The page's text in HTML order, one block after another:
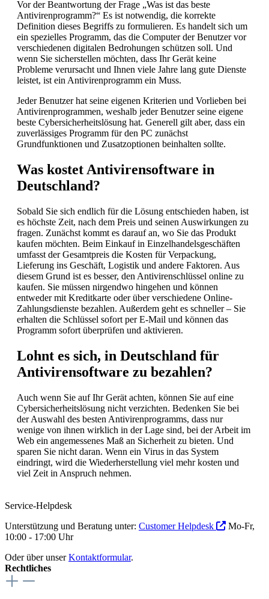
Vor der Beantwortung der Frage „Was ist das beste
Antivirenprogramm?“ Es ist notwendig, die korrekte
Definition dieses Begriffs zu formulieren. Es handelt sich um
ein spezielles Programm, das die Computer der Benutzer vor
verschiedenen digitalen Bedrohungen schützen soll. Und
wenn Sie sicherstellen möchten, dass Ihr Gerät keine
Probleme verursacht und Ihnen viele Jahre lang gute Dienste
leistet, ist ein Antivirenprogramm ein Muss.
Jeder Benutzer hat seine eigenen Kriterien und Vorlieben bei
Antivirenprogrammen, weshalb jeder Benutzer seine eigene
beste Cybersicherheitslösung hat. Generell gilt aber, dass ein
zuverlässiges Programm für den PC zunächst
Grundfunktionen und Zusatzoptionen beinhalten sollte.
Was kostet Antivirensoftware in
Deutschland?
Sobald Sie sich endlich für die Lösung entschieden haben, ist
es höchste Zeit, nach dem Preis und seinen Auswirkungen zu
fragen. Zunächst kommt es darauf an, wo Sie das Produkt
kaufen möchten. Beim Einkauf in Einzelhandelsgeschäften
umfasst der Gesamtpreis die Kosten für Verpackung,
Lieferung ins Geschäft, Logistik und andere Faktoren. Aus
diesem Grund ist es besser, den Antivirenschlüssel online zu
kaufen. Sie müssen nirgendwo hingehen und können
entweder mit Kreditkarte oder über verschiedene Online-
Zahlungsdienste bezahlen. Außerdem geht es schneller – Sie
erhalten die Schlüssel sofort per E-Mail und können das
Programm sofort überprüfen und aktivieren.
Lohnt es sich, in Deutschland für
Antivirensoftware zu bezahlen?
Auch wenn Sie auf Ihr Gerät achten, können Sie auf eine
Cybersicherheitslösung nicht verzichten. Bedenken Sie bei
der Auswahl des besten Antivirenprogramms, dass nur
wenige von ihnen wirklich in der Lage sind, bei der Arbeit im
Web ein angemessenes Maß an Sicherheit zu bieten. Und
sparen Sie nicht daran. Wenn ein Virus in das System
eindringt, wird die Wiederherstellung viel mehr kosten und
viel Zeit in Anspruch nehmen.
Service-Helpdesk
Unterstützung und Beratung unter: Customer Helpdesk
Mo-Fr,
10:00 - 17:00 Uhr
Oder über unserKontaktformular.
Rechtliches